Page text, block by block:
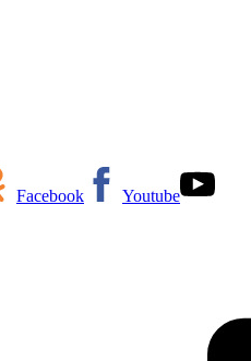
Facebook Youtube